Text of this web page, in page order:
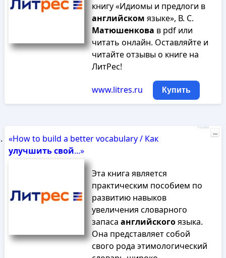
книгу «Идиомы и предлоги в
английском языке», В. С.
Матюшенкова в pdf или
читать онлайн. Оставляйте и
читайте отзывы о книге на
ЛитРес!
www.litres.ru Купить
«How to build a better vocabulary / Как
улучшитьсвой...»
Эта книга является
практическим пособием по
развитию навыков
увеличения словарного
запаса английскогоязыка.
Она представляет собой
свого рода этимологический
Реклама
...